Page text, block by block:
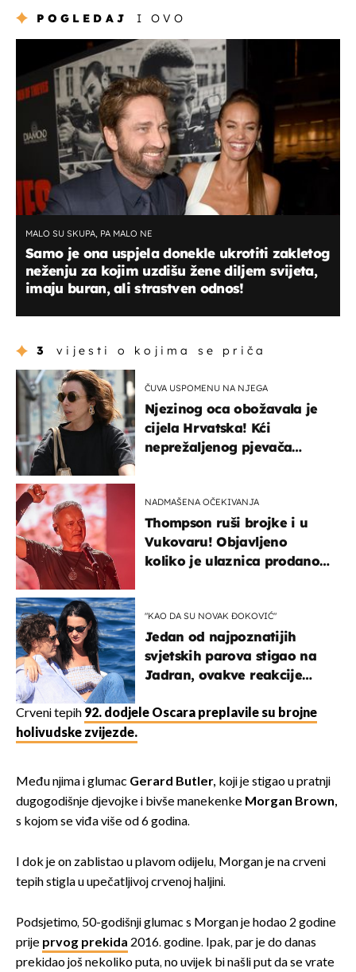
POGLEDAJ I OVO
MALO SU SKUPA, PA MALO NE
Samo je ona uspjela donekle ukrotiti zakletog
neženju za kojim uzdišu žene diljem svijeta,
imaju buran, ali strastven odnos!
3 vijesti o kojima se priča
ČUVA USPOMENU NA NJEGA
Njezinog oca obožavala je
cijela Hrvatska! Kći
neprežaljenog pjevača
NADMAŠENA OČEKIVANJA
Thompson ruši brojke i u
Vukovaru! Objavljeno
koliko je ulaznica prodano
"KAO DA SU NOVAK ĐOKOVIĆ"
Jedan od najpoznatijih
svjetskih parova stigao na
Jadran, ovakve reakcije
Crveni tepih 92. dodjele Oscara preplavile su brojne
holivudske zvijezde.
Među njima i glumac Gerard Butler, koji je stigao u pratnji
dugogodišnje djevojke i bivše manekenke Morgan Brown,
s kojom se viđa više od 6 godina.
I dok je on zablistao u plavom odijelu, Morgan je na crveni
tepih stigla u upečatljivoj crvenoj haljini.
Podsjetimo, 50-godišnji glumac s Morgan je hodao 2 godine
prije prvog prekida 2016. godine. Ipak, par je do danas
prekidao još nekoliko puta, no uvijek bi našli put da se vrate